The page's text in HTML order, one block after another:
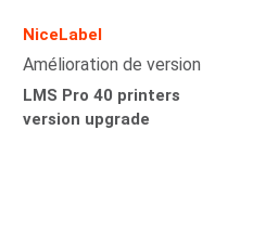
NiceLabel
Amélioration de version
LMS Pro 40 printers
version upgrade